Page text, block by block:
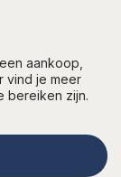
aankoop,
vind je meer
bereiken zijn.